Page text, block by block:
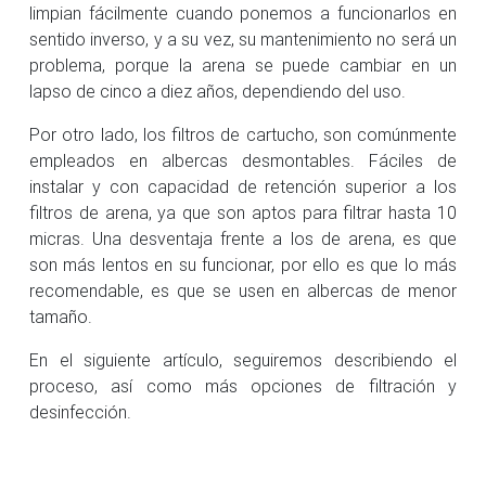
limpian fácilmente cuando ponemos a funcionarlos en
sentido inverso, y a su vez, su mantenimiento no será un
problema, porque la arena se puede cambiar en un
lapso de cinco a diez años, dependiendo del uso.
Por otro lado, los filtros de cartucho, son comúnmente
empleados en albercas desmontables. Fáciles de
instalar y con capacidad de retención superior a los
filtros de arena, ya que son aptos para filtrar hasta 10
micras. Una desventaja frente a los de arena, es que
son más lentos en su funcionar, por ello es que lo más
recomendable, es que se usen en albercas de menor
tamaño.
En el siguiente artículo, seguiremos describiendo el
proceso, así como más opciones de filtración y
desinfección.